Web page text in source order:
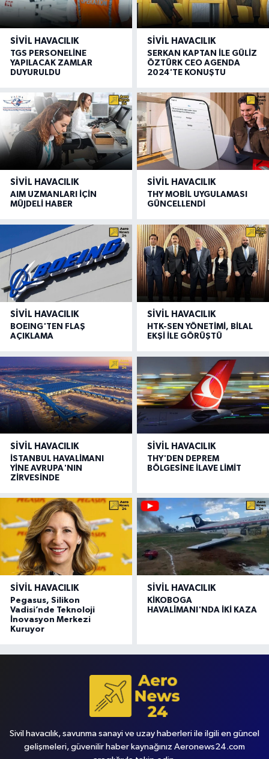
SIVIL HAVACILIK
TGS PERSONELİNE
YAPILACAK ZAMLAR
DUYURULDU
SIVIL HAVACILIK
SERKAN KAPTAN İLE GÜLİZ
ÖZTÜRK CEO AGENDA
2024'TE KONUŞTU
SIVIL HAVACILIK
AIM UZMANLARI İÇİN
MÜJDELİ HABER
SIVIL HAVACILIK
THY MOBİL UYGULAMASI
GÜNCELLENDİ
SIVIL HAVACILIK
BOEING'TEN FLAŞ
AÇIKLAMA
SIVIL HAVACILIK
HTK-SEN YÖNETİMİ, BİLAL
EKŞİ İLE GÖRÜŞTÜ
SIVIL HAVACILIK
İSTANBUL HAVALİMANI
YİNE AVRUPA'NIN
ZİRVESİNDE
SIVIL HAVACILIK
THY'DEN DEPREM
BÖLGESİNE İLAVE LİMİT
SIVIL HAVACILIK
Pegasus, Silikon
Vadisi’nde Teknoloji
İnovasyon Merkezi
Kuruyor
SIVIL HAVACILIK
KİKOBOGA
HAVALİMANI'NDA İKİ KAZA
Sivil havacılık, savunma sanayi ve uzay haberleri ile ilgili en güncel
gelişmeleri, güvenilir haber kaynağınız Aeronews24.com